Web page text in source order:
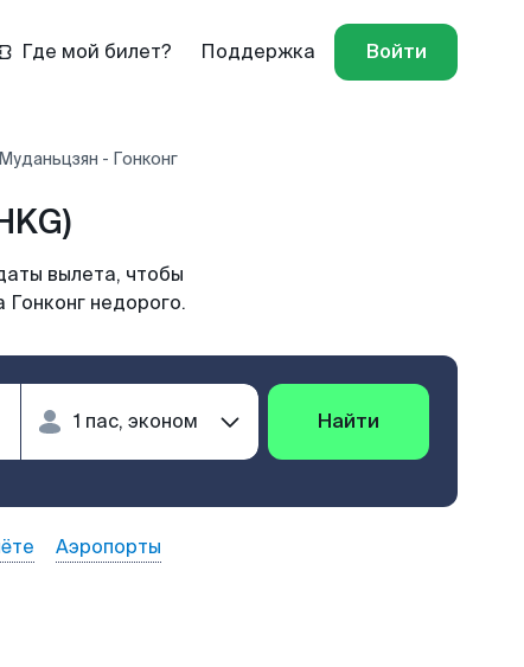
Где мой билет? Поддержка Войти
- Гонконг
вылета, чтобы
недорого.
Найти
Аэропорты